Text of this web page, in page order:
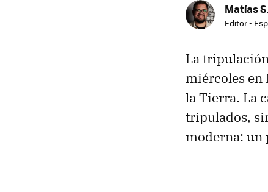
Matías
Editor -
La
miércoles en
la Tierra. La
tripulados,
moderna: un